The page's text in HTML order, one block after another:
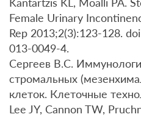
Female Urinary
Rep 2013;2(3):123-128.
013-0049-4.
Сергеев В.С.
стромальных
клеток. Клеточные
Lee JY, Cannon TW,